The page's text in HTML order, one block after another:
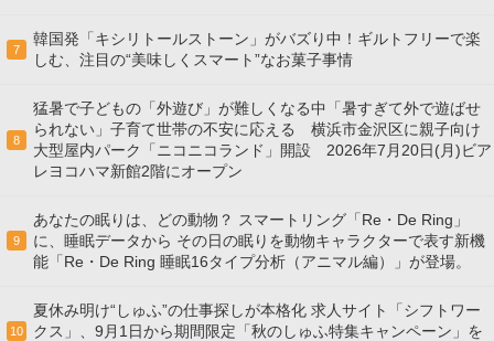
7
韓国発「キシリトールストーン」がバズり中！ギルトフリーで楽
しむ、注目の“美味しくスマート”なお菓子事情
8
猛暑で子どもの「外遊び」が難しくなる中「暑すぎて外で遊ばせ
られない」子育て世帯の不安に応える 横浜市金沢区に親子向け
大型屋内パーク「ニコニコランド」開設 2026年7月20日(月)ビア
レヨコハマ新館2階にオープン
9
あなたの眠りは、どの動物？ スマートリング「Re・De Ring」
に、睡眠データから その日の眠りを動物キャラクターで表す新機
能「Re・De Ring 睡眠16タイプ分析（アニマル編）」が登場。
10
夏休み明け“しゅふ”の仕事探しが本格化 求人サイト「シフトワー
クス」、9月1日から期間限定「秋のしゅふ特集キャンペーン」を